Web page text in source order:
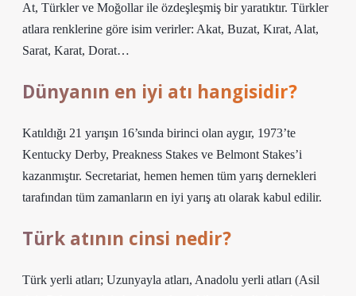
At, Türkler ve Moğollar ile özdeşleşmiş bir yaratıktır. Türkler
atlara renklerine göre isim verirler: Akat, Buzat, Kırat, Alat,
Sarat, Karat, Dorat…
Dünyanın en iyi atı hangisidir?
Katıldığı 21 yarışın 16’sında birinci olan aygır, 1973’te
Kentucky Derby, Preakness Stakes ve Belmont Stakes’i
kazanmıştır. Secretariat, hemen hemen tüm yarış dernekleri
tarafından tüm zamanların en iyi yarış atı olarak kabul edilir.
Türk atının cinsi nedir?
Türk yerli atları; Uzunyayla atları, Anadolu yerli atları (Asil